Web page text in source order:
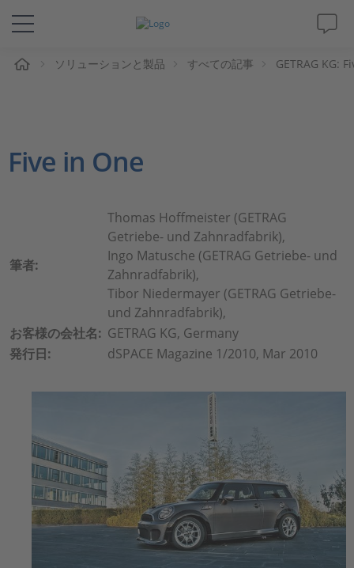
ソリューションと製品
動画
企業情報
ソリューションと製品 すべての記事 GETRAG KG:
Five in One
筆者:
Thomas Hoffmeister (GETRAG
Getriebe- und Zahnradfabrik),
Ingo Matusche (GETRAG Getriebe- und
Zahnradfabrik),
Tibor Niedermayer (GETRAG Getriebe-
und Zahnradfabrik),
お客様の会社名: GETRAG KG, Germany
発行日:
dSPACE Magazine 1/2010, Mar 2010